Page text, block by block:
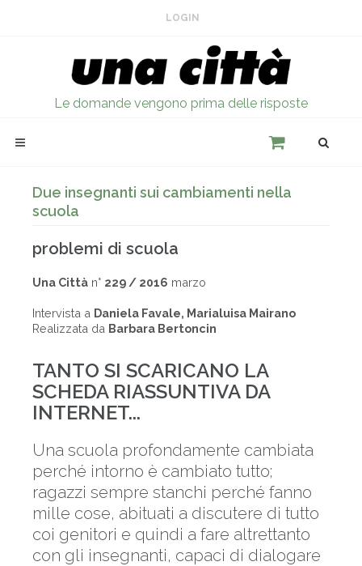
LOGIN
Le domande vengono prima delle risposte
Due insegnanti sui cambiamenti nella
scuola
problemi di scuola
Una Città n° 229 / 2016 marzo
Intervista a Daniela Favale, Marialuisa Mairano
Realizzata da Barbara Bertoncin
TANTO SI SCARICANO LA
SCHEDA RIASSUNTIVA DA
INTERNET...
Una scuola profondamente cambiata
perché intorno è cambiato tutto;
ragazzi sempre stanchi perché fanno
mille cose, abituati a discutere di tutto
coi genitori e quindi a fare altrettanto
con gli insegnanti, capaci di dialogare